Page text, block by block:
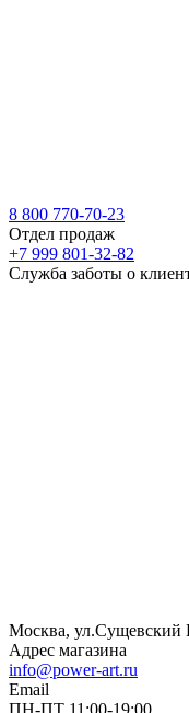
8 800 770-70-23
Отдел продаж
+7 999 801-32-82
Служба заботы о
Москва, ул.Сущевский
Адрес магазина
info@power-art.ru
Email